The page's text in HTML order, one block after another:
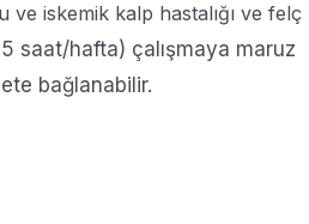
ve iskemik kalp hastalığı ve felç
saat/hafta) çalışmaya maruz
bağlanabilir.